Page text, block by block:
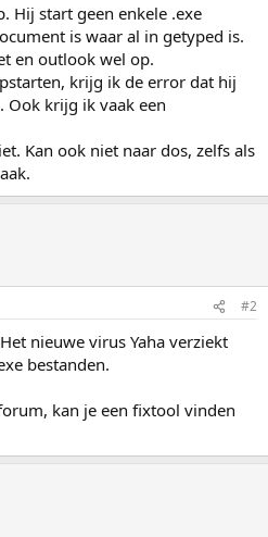
Hij start geen enkele .exe
is waar al in getyped is.
en outlook wel op.
krijg ik de error dat hij
Ook krijg ik vaak een
Kan ook niet naar dos, zelfs als
#2
nieuwe virus Yaha verziekt
bestanden.
kan je een fixtool vinden